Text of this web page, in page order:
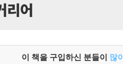
이 책을 구입하신 분들이 많